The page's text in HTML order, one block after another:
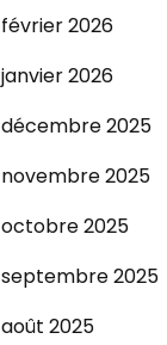
février 2026
janvier 2026
décembre 2025
novembre 2025
octobre 2025
septembre 2025
août 2025